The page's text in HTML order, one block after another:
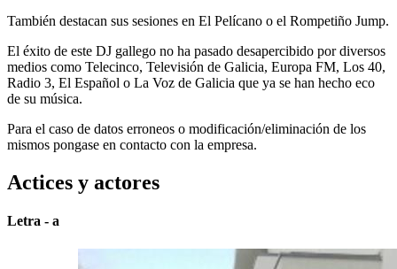
También destacan sus sesiones en El Pelícano o el Rompetiño Jump.
El éxito de este DJ gallego no ha pasado desapercibido por diversos
medios como Telecinco, Televisión de Galicia, Europa FM, Los 40,
Radio 3, El Español o La Voz de Galicia que ya se han hecho eco
de su música.
Para el caso de datos erroneos o modificación/eliminación de los
mismos pongase en contacto con la empresa.
Actices y actores
Letra - a